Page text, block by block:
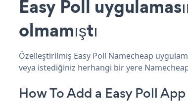
Easy Poll
olmamıştı
Özelleştirilmiş Easy Poll Namecheap
veya istediğiniz herhangi bir yere
How To Add a Easy Poll